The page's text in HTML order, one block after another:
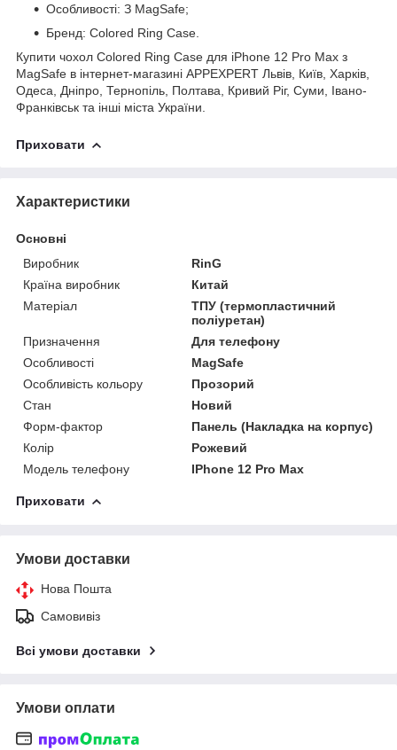
Особливості: З MagSafe;
Бренд: Colored Ring Case.
Купити чохол Colored Ring Case для iPhone 12 Pro Max з
MagSafe в інтернет-магазині APPEXPERT Львів, Київ, Харків,
Одеса, Дніпро, Тернопіль, Полтава, Кривий Ріг, Суми, Івано-
Франківськ та інші міста України.
Приховати
Характеристики
Основні
Виробник
RinG
Країна виробник
Китай
Матеріал
ТПУ (термопластичний
поліуретан)
Призначення
Для телефону
Особливості
MagSafe
Особливість кольору
Прозорий
Стан
Новий
Форм-фактор
Панель (Накладка на корпус)
Колір
Рожевий
Модель телефону
IPhone 12 Pro Max
Приховати
Умови доставки
Нова Пошта
Самовивіз
Всі умови доставки
Умови оплати